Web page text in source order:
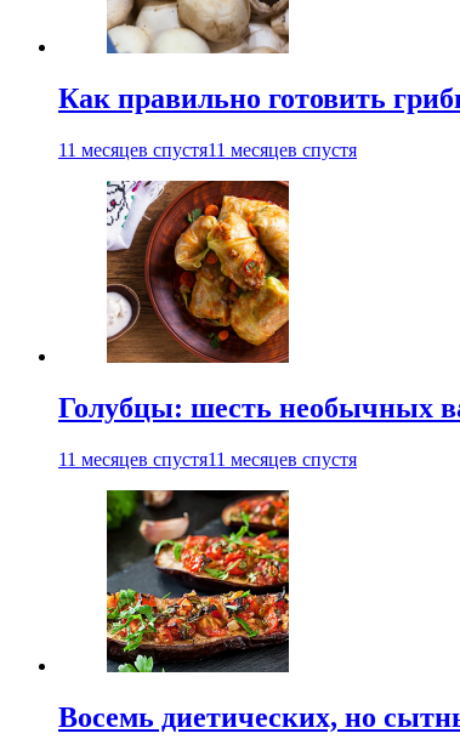
Как правильно готовить
11 месяцев спустя11 месяцев спустя
Голубцы: шесть необычных
11 месяцев спустя11 месяцев спустя
Восемь диетических, но